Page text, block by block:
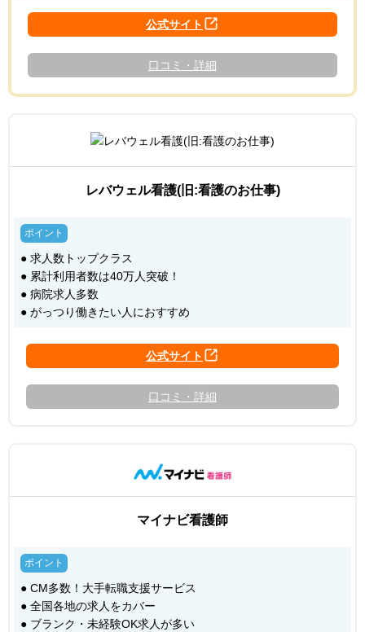
口コミ・詳細
レバウェル看護(旧:看護のお仕事)
● 求人数トップクラス
● 累計利用者数は40万人突破！
● 病院求人多数
● がっつり働きたい人におすすめ
口コミ・詳細
マイナビ看護師
● CM多数！大手転職支援サービス
● 全国各地の求人をカバー
● ブランク・未経験OK求人が多い